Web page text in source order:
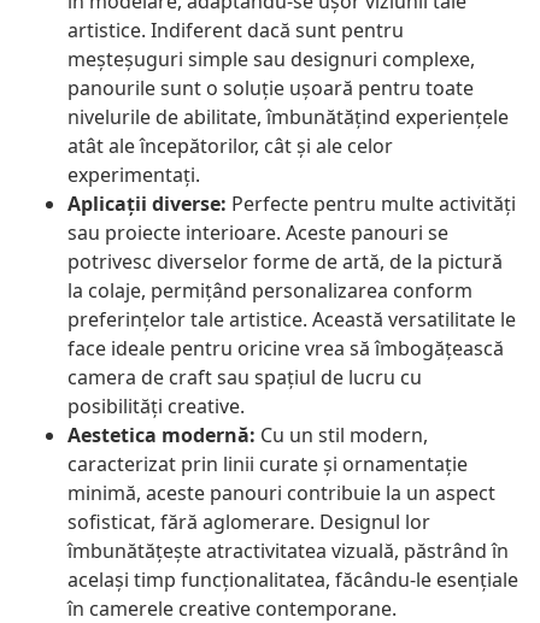
artistice. Indiferent dacă sunt pentru
meșteșuguri simple sau designuri complexe,
panourile sunt o soluție ușoară pentru toate
nivelurile de abilitate, îmbunătățind experiențele
atât ale începătorilor, cât și ale celor
experimentați.
Aplicații diverse: Perfecte pentru multe activități
sau proiecte interioare. Aceste panouri se
potrivesc diverselor forme de artă, de la pictură
la colaje, permițând personalizarea conform
preferințelor tale artistice. Această versatilitate le
face ideale pentru oricine vrea să îmbogățească
camera de craft sau spațiul de lucru cu
posibilități creative.
Aestetica modernă: Cu un stil modern,
caracterizat prin linii curate și ornamentație
minimă, aceste panouri contribuie la un aspect
sofisticat, fără aglomerare. Designul lor
îmbunătățește atractivitatea vizuală, păstrând în
același timp funcționalitatea, făcându-le esențiale
în camerele creative contemporane.